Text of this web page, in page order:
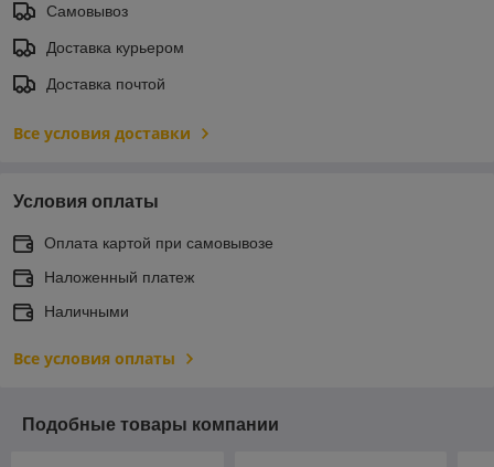
Самовывоз
Доставка курьером
Доставка почтой
Все условия доставки
Условия оплаты
Оплата картой при самовывозе
Наложенный платеж
Наличными
Все условия оплаты
Подобные товары компании